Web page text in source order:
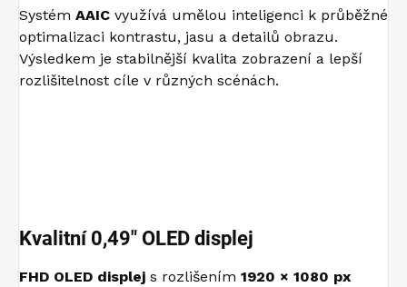
Systém AAIC využívá umělou inteligenci k průběžné
optimalizaci kontrastu, jasu a detailů obrazu.
Výsledkem je stabilnější kvalita zobrazení a lepší
rozlišitelnost cíle v různých scénách.
Kvalitní 0,49″ OLED displej
FHD OLED displej s rozlišením 1920 × 1080 px